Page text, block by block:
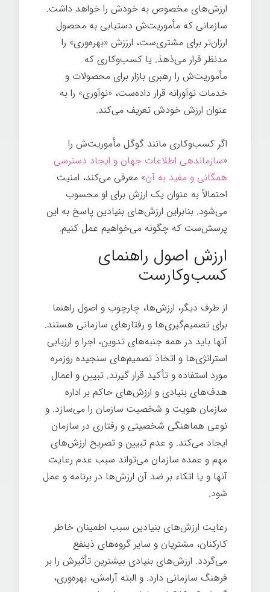
ارزش‌های مخصوص به خودش را خواهد داشت.
سازمانی که مأموریت‌ش دستیابی به محصول
ارزان‌تر برای مشتری‌ست، ارززش «بهره‌وری» را
مدنظر قرار می‌ذهذ. یا کسب‌وکاری که
مأموریت‌ش را رهبری بازار برای محصولات و
خدمات نوآورانه قرار داده‌ست، «نوآوری» را به
عنوان ارزش خودش تعریف می‌کند.
اگر کسب‌وکاری مانند گوگل مأموریت‌ش را
«سازماندهی اطلاعات جهان و ایجاد دسترسی
همگانی و مفید به آن» معرفی می‌کند، امنیت
احتمالاً به عنوان یک ارزش برای او محسوب
می‌شود. بنابراین ارزش‌های بنیادین پاسخ به این
پرسش‌ست که چگونه می‌خواهیم عمل کنیم.
ارزش اصول راهنمای
کسب‌وکارست
از طرف دیگر، ارزش‌ها، چارچوب و اصول راهنما
برای تصمیم‌گیری‌ها و رفتارهای سازمانی هستند.
آنها باید در همه جنبه‌های تدوین، اجرا و ارزیابی
استراتژی‌ها و اتخاذ تصمیم‌های سنجیده روزمره
مورد استفاده و تأکید قرار گیرند. تبیین و اعمال
هدف‌های بنیادی و ارزش‌های حاکم بر اداره
سازمان هویت و شخصیت سازمان را می‌سازد. و
نوعی هماهنگی شخصیتی و رفتاری در سازمان
ایجاد می‌کند. و عدم تبیین و تصریح ارزش‌های
مهم و عمده سازمان می‌تواند سبب عدم رعایت
آنها و یا اتکاء بر ضد آن ارزش‌ها در برنامه و عمل‌
شود.
رعایت ارزش‌های بنیادین سبب اطمینان خاطر
کارکنان، مشتریان و سایر گروه‌های ذینفع
می‌گردد. ارزش‌های بنیادی بیشترین تأثیرش را بر
فرهنگ سازمانی دارد. و البته آرامش، بهره‌وری،